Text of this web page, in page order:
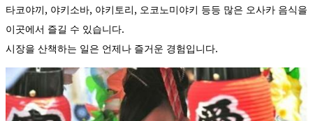
타코야끼, 야키소바, 야키토리, 오코노미야키 등등 많은 오사카 음식을
이곳에서 즐길 수 있습니다.
시장을 산책하는 일은 언제나 즐거운 경험입니다.